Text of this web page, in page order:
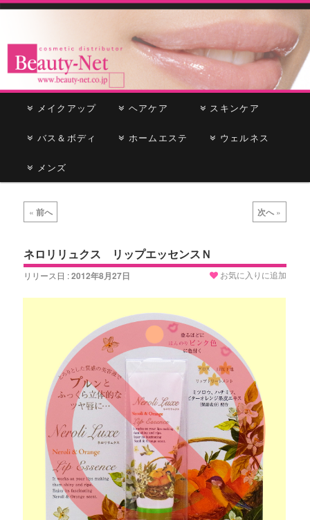
Beauty-Net
cosmetic distributor
ー
メ
イ
ン
テ
サ
ブ
コ
ン
メイクアップ ヘアケア スキンケア
バス＆ボディ ホームエステ ウェルネス
メンズ
稿
ビ
ゲ
ー
シ
« 前へ 次へ »
ネロリリュクス リップエッセンスＮ
リリース日 :2012年8月27日 お気に入りに追加